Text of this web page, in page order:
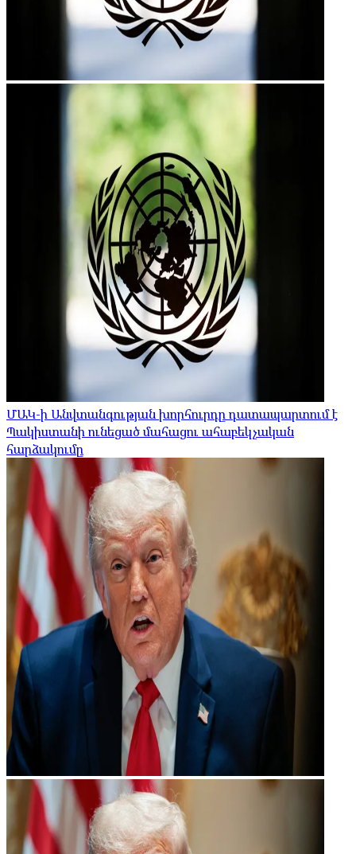
ՄԱԿ-ի Անվտանգության խորհուրդը դատապարտում է
Պակիստանի ունեցած մահացու ահաբեկչական
հարձակումը